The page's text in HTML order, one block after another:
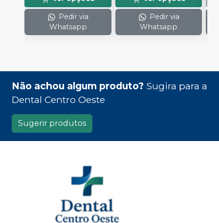
Pedir via
Whatsapp
Pedir via
Whatsapp
Não achou algum produto? Sugira para a
Dental Centro Oeste
Sugerir produtos